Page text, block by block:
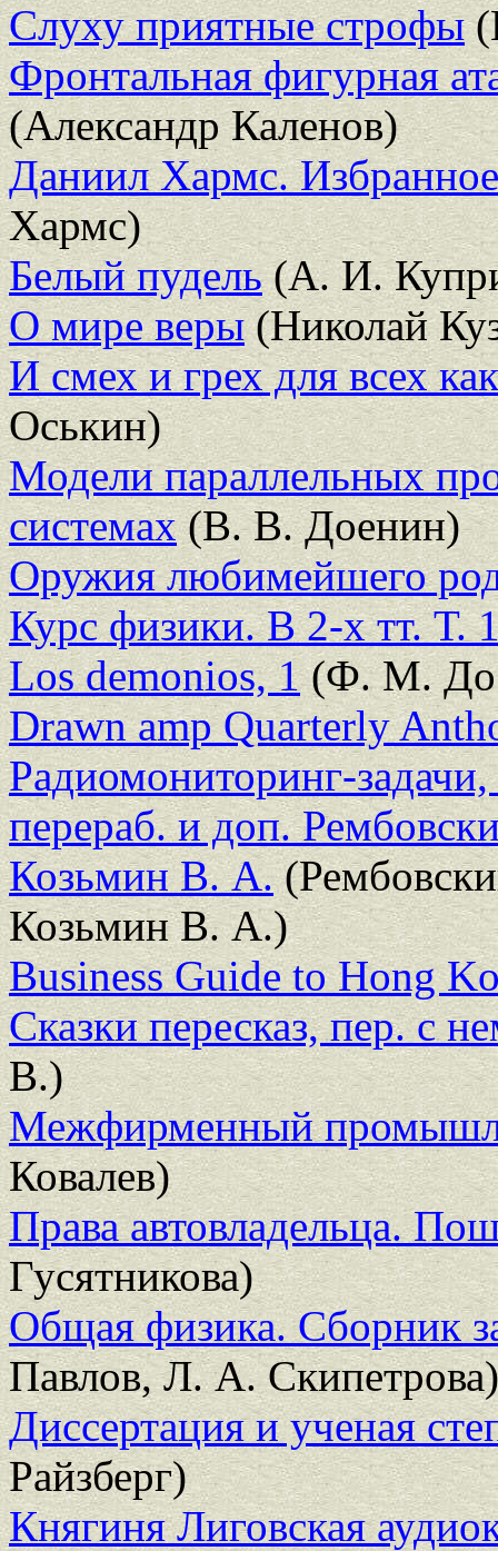
Слуху приятные строфы
Фронтальная фигурная
(Александр Каленов)
Даниил Хармс.
Хармс)
Белый пудель(А. И.
О мире веры(Николай
И смех и грех для всех
Оськин)
Модели параллельных
системах(В. В. Доенин)
Оружия любимейшего
Курс физики. В 2-х тт. Т.
Los demonios, 1(Ф. М.
Drawn amp Quarterly
Радиомониторинг-
перераб. и доп.
Козьмин В. А.
Козьмин В. А.)
Business Guide to Hong
Сказки пересказ, пер. с
В.)
Межфирменный
Ковалев)
Права автовладельца.
Гусятникова)
Общая физика. Сборник
Павлов, Л. А. Скипетрова)
Диссертация и ученая
Райзберг)
Княгиня Лиговская